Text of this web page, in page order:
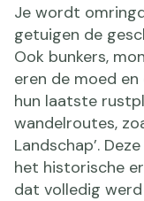
Je wordt
getuigen de
Ook bunkers,
eren de moed
hun laatste
wandelroutes,
Landschap’.
het historische
dat volledig